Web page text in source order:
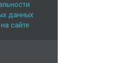
данных
сайте